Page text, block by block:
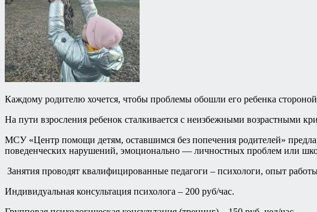
Каждому родителю хочется, чтобы проблемы обошли его ребенка
На пути взросления ребенок сталкивается с неизбежными возрастными
МСУ «Центр помощи детям, оставшимся без попечения родителей»
поведенческих нарушений, эмоционально — личностных проблем или
Занятия проводят квалифицированные педагоги – психологи, опыт
Индивидуальная консультация психолога – 200 руб/час.